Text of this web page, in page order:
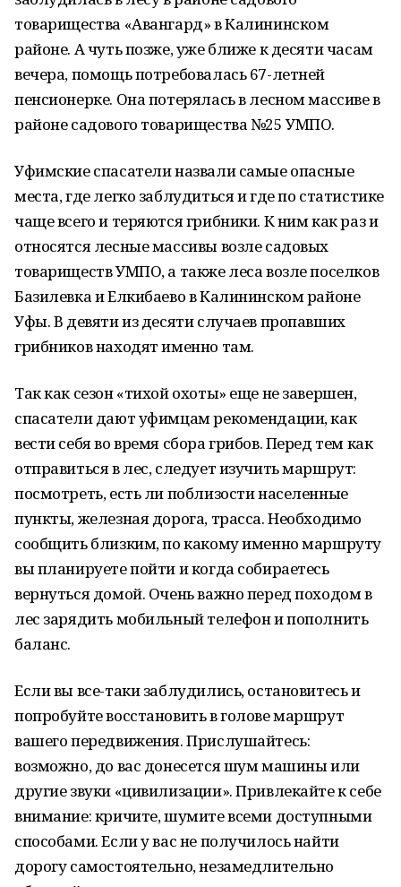
товарищества «Авангард» в Калининском
районе. А чуть позже, уже ближе к десяти часам
вечера, помощь потребовалась 67-летней
пенсионерке. Она потерялась в лесном массиве в
районе садового товарищества №25 УМПО.
Уфимские спасатели назвали самые опасные
места, где легко заблудиться и где по статистике
чаще всего и теряются грибники. К ним как раз и
относятся лесные массивы возле садовых
товариществ УМПО, а также леса возле поселков
Базилевка и Елкибаево в Калининском районе
Уфы. В девяти из десяти случаев пропавших
грибников находят именно там.
Так как сезон «тихой охоты» еще не завершен,
спасатели дают уфимцам рекомендации, как
вести себя во время сбора грибов. Перед тем как
отправиться в лес, следует изучить маршрут:
посмотреть, есть ли поблизости населенные
пункты, железная дорога, трасса. Необходимо
сообщить близким, по какому именно маршруту
вы планируете пойти и когда собираетесь
вернуться домой. Очень важно перед походом в
лес зарядить мобильный телефон и пополнить
баланс.
Если вы все-таки заблудились, остановитесь и
попробуйте восстановить в голове маршрут
вашего передвижения. Прислушайтесь:
возможно, до вас донесется шум машины или
другие звуки «цивилизации». Привлекайте к себе
внимание: кричите, шумите всеми доступными
способами. Если у вас не получилось найти
дорогу самостоятельно, незамедлительно